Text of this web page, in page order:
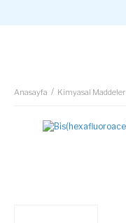
Anasayfa Kimyasal Maddeler